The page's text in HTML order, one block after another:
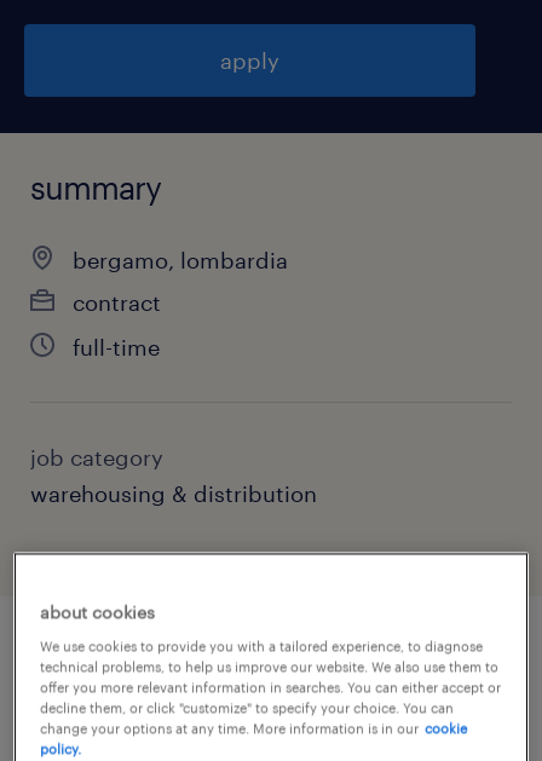
apply
summary
bergamo, lombardia
contract
full-time
job category
warehousing & distribution
job details
Pronto a dare una svolta al tuo futuro?
about cookies
We use cookies to provide you with a tailored experience, to diagnose
technical problems, to help us improve our website. We also use them to
offer you more relevant information in searches. You can either accept or
decline them, or click "customize" to specify your choice. You can
change your options at any time. More information is in our cookie
policy.